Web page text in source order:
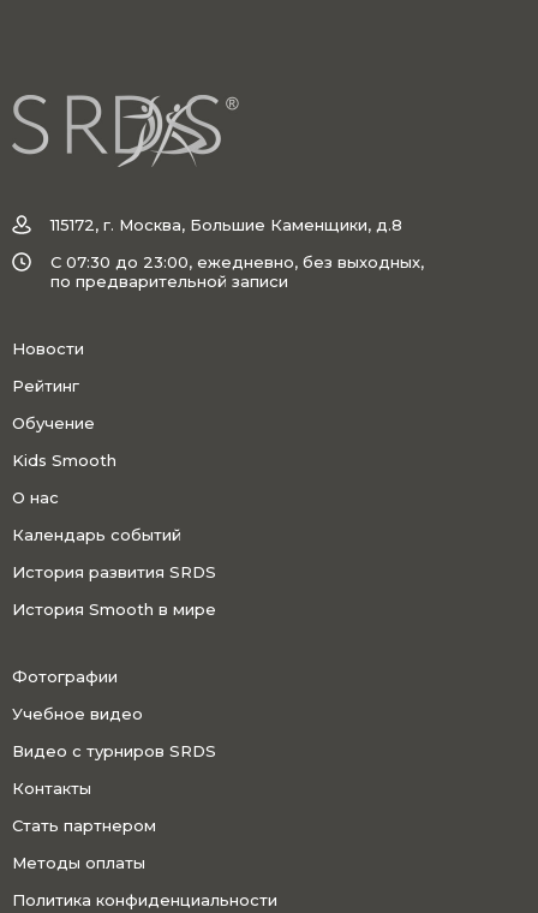
115172, г. Москва, Большие Каменщики, д.8
C 07:30 до 23:00, ежедневно, без выходных,
по предварительной записи
Новости
Рейтинг
Обучение
Kids Smooth
О нас
Календарь событий
История развития SRDS
История Smooth в мире
Фотографии
Учебное видео
Видео с турниров SRDS
Контакты
Стать партнером
Методы оплаты
Политика конфиденциальности